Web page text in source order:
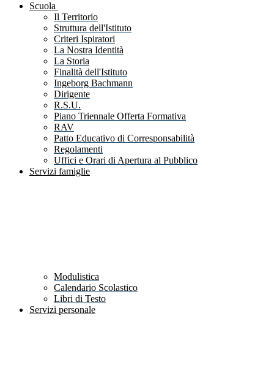
Scuola
Il Territorio
Struttura dell'Istituto
Criteri Ispiratori
La Nostra Identità
La Storia
Finalità dell'Istituto
Ingeborg Bachmann
Dirigente
R.S.U.
Piano Triennale Offerta Formativa
RAV
Patto Educativo di Corresponsabilità
Regolamenti
Uffici e Orari di Apertura al Pubblico
Servizi famiglie
Modulistica
Calendario Scolastico
Libri di Testo
Servizi personale